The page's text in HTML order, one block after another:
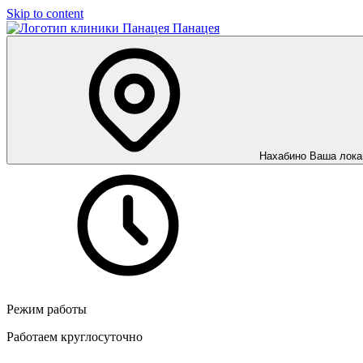
Skip to content
Панацея
Нахабино Ваша
Режим работы
Работаем круглосуточно